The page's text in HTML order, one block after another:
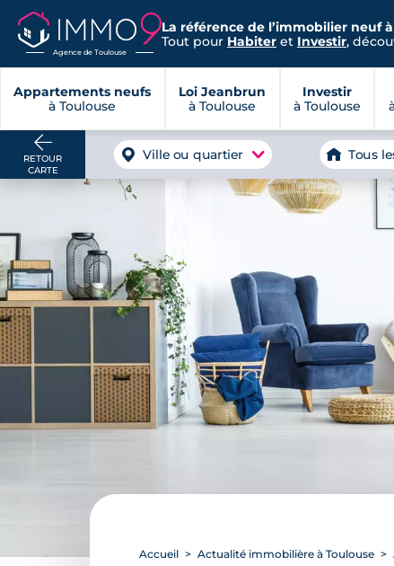
Agence de Toulouse
La référence de l’immobilier neuf
Tout pour Habiter et Investir,
Appartements neufs
à Toulouse
Loi Jeanbrun
à Toulouse
Investir
à Toulouse
RETOUR
CARTE
Ville ou quartier Tous
Accueil Actualité immobilière à Toulouse